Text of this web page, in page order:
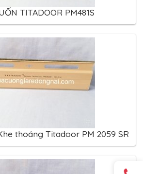
TITADOOR PM481S
thoáng Titadoor PM 2059 SR